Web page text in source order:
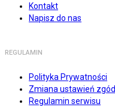
Kontakt
Napisz do nas
REGULAMIN
Polityka Prywatności
Zmiana ustawień zgód
Regulamin serwisu